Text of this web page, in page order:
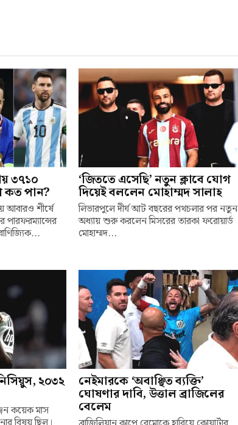
৩৭১০
কত পান?
আবারও শীর্ষে
পারফরম্যান্সের
‘জিততে এসেছি’ নতুন ক্লাবে যোগ
দিয়েই বললেন মোহাম্মদ সালাহ
লিভারপুলে দীর্ঘ আট বছরের পথচলার পর নতুন
অধ্যায় শুরু করলেন মিসরের তারকা ফরোয়ার্ড
মোহাম্মদ...
২০৩২
কয়েক মাস
নেইমারকে ‘অবাঞ্ছিত ব্যক্তি’
ঘোষণার দাবি, উত্তাল ব্রাজিলের
বেলেম